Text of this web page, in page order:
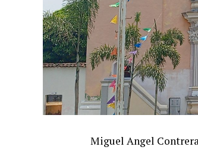
Miguel Angel